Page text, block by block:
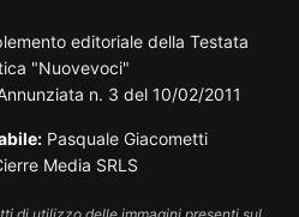
editoriale della Testata
"Nuovevoci"
n. 3 del 10/02/2011
Pasquale Giacometti
Media SRLS